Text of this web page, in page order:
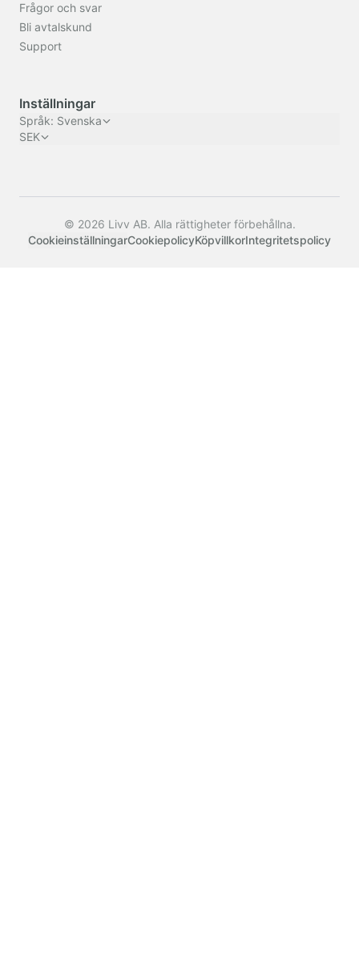
Frågor och svar
Bli avtalskund
Support
Inställningar
Språk: Svenska
SEK
© 2026 Livv AB. Alla rättigheter förbehållna.
CookieinställningarCookiepolicyKöpvillkorIntegritetspolicy